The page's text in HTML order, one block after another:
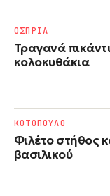
Τραγανά
κολοκυθάκια
ΟΣΠΡΙΑ
Φιλέτο στήθος
βασιλικού
ΚΟΤΟΠΟΥΛΟ